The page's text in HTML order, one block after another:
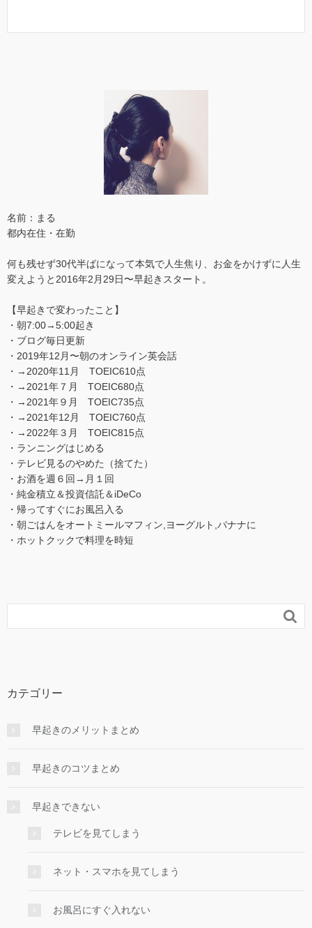
名前：まる
都内在住・在勤
何も残せず30代半ばになって本気で人生焦り、お金をかけずに人生
変えようと2016年2月29日〜早起きスタート。
【早起きで変わったこと】
・朝7:00→5:00起き
・ブログ毎日更新
・2019年12月〜朝のオンライン英会話
・→2020年11月 TOEIC610点
・→2021年７月 TOEIC680点
・→2021年９月 TOEIC735点
・→2021年12月 TOEIC760点
・→2022年３月 TOEIC815点
・ランニングはじめる
・テレビ見るのやめた（捨てた）
・お酒を週６回→月１回
・純金積立＆投資信託＆iDeCo
・帰ってすぐにお風呂入る
・朝ごはんをオートミールマフィン,ヨーグルト,バナナに
・ホットクックで料理を時短

カテゴリー
早起きのメリットまとめ
早起きのコツまとめ
早起きできない
テレビを見てしまう
ネット・スマホを見てしまう
お風呂にすぐ入れない